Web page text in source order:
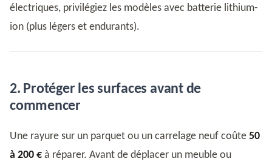
électriques, privilégiez les modèles avec batterie lithium-
ion (plus légers et endurants).
2. Protéger les surfaces avant de
commencer
Une rayure sur un parquet ou un carrelage neuf coûte 50
à 200 € à réparer. Avant de déplacer un meuble ou